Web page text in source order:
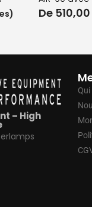
De 510,00
– High